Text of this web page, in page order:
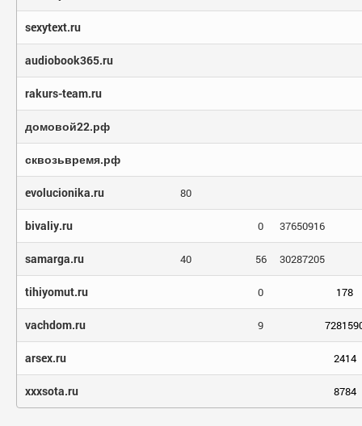
sexytext.ru
audiobook365.ru
rakurs-team.ru
домовой22.рф
сквозьвремя.рф
evolucionika.ru 80
bivaliy.ru 0 37650916
samarga.ru 40 56 30287205
tihiyomut.ru 0 178
vachdom.ru 9
arsex.ru 2414
xxxsota.ru 8784